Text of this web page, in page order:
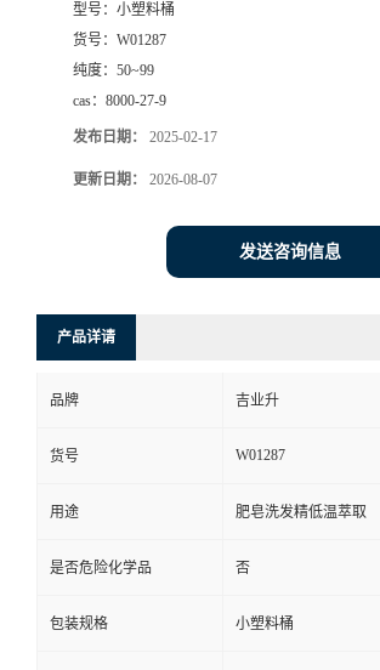
型号： 小塑料桶
货号： W01287
纯度： 50~99
cas： 8000-27-9
发布日期： 2025-02-17
更新日期： 2026-08-07
发送咨询信息
产品详请
品牌 吉业升
货号 W01287
用途 肥皂洗发精低温萃取
是否危险化学品 否
包装规格 小塑料桶